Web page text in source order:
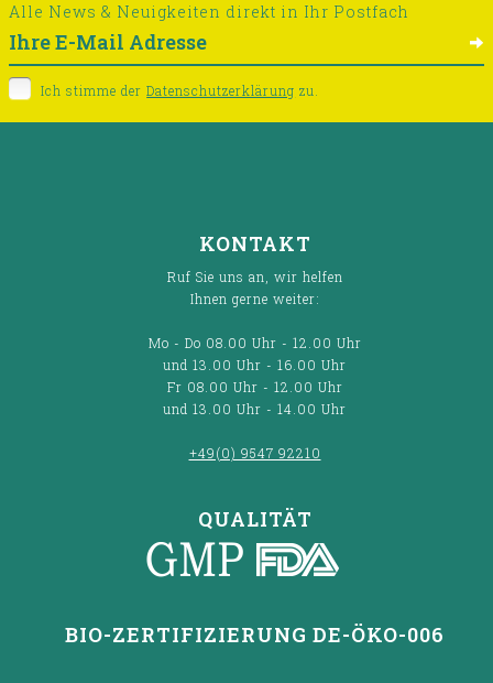
Alle News & Neuigkeiten direkt in Ihr Postfach
Ich stimme derDatenschutzerklärung zu.
KONTAKT
Ruf Sie uns an, wir helfen
Ihnen gerne weiter:
Mo - Do 08.00 Uhr - 12.00 Uhr
und 13.00 Uhr - 16.00 Uhr
Fr 08.00 Uhr - 12.00 Uhr
und 13.00 Uhr - 14.00 Uhr
+49(0) 9547 92210
QUALITÄT
BIO-ZERTIFIZIERUNG DE-ÖKO-006